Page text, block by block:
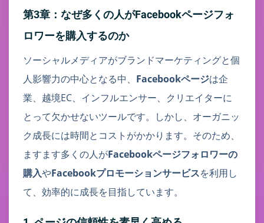
第3章：なぜ多くの人がFacebookページフォ
ロワーを購入するのか
ソーシャルメディアがブランドマーケティングと個
人影響力の中心となる中、 Facebookページは企
業、越境EC、インフルエンサー、クリエイターに
とって欠かせないツールです。しかし、オーガニッ
ク成長には時間とコストがかかります。そのため、
ますます多くの人がFacebookページフォロワーの
購入やFacebookプロモーションサービスを利用し
て、効率的に成長を目指しています。